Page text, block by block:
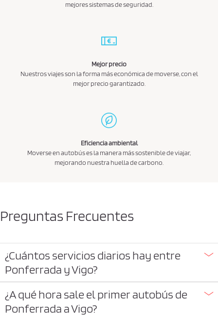
mejores sistemas de seguridad.
Mejor precio
Nuestros viajes son la forma más económica de moverse, con el
mejor precio garantizado.
Eficiencia ambiental
Moverse en autobús es la manera más sostenible de viajar,
mejorando nuestra huella de carbono.
Preguntas Frecuentes
¿Cuántos servicios diarios hay entre
Ponferrada y Vigo?
¿A qué hora sale el primer autobús de
Ponferrada a Vigo?